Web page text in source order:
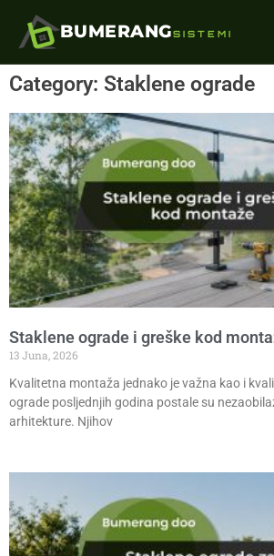
BUMERANGSISTEMI
Category: Staklene ograde
Staklene ograde i greške kod
13 Juna, 2026
Kvalitetna montaža jednako je važna kao i
ograde posljednjih godina postale su
arhitekture. Njihov